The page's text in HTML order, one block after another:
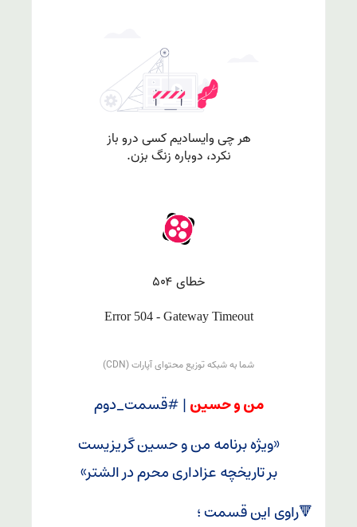
من و حسین| #قسمت_دوم
«ویژه برنامه من و حسین گریزیست
بر تاریخچه عزاداری محرم در الشتر»
🔻راوی این قسمت ؛